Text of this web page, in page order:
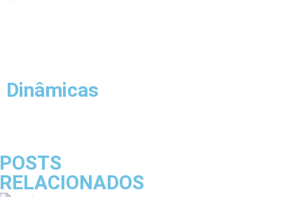
Dinâmicas
POSTS
RELACIONADOS